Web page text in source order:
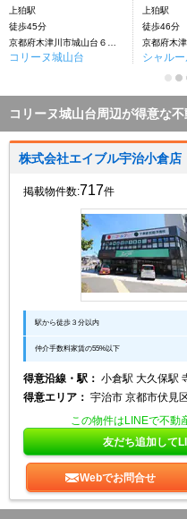
上狛駅
徒歩45分
コリーヌ城山台
上狛駅
徒歩46分
シャル
コリーヌ城山台周辺が得意な
株式会社エイブル宇治小倉店
掲載物件数:717件
駅から徒歩３分以内
仲介手数料家賃の55%以下
得意沿線・駅： 小倉駅 大久保駅
得意エリア： 宇治市 京都市伏見
この物件はLINEで不動
友だち追加して
Webでお問合せ